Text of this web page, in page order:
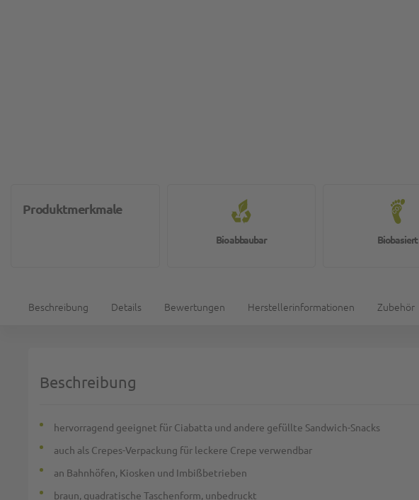
Produktmerkmale
Bioabbaubar Biobasiert
Beschreibung Details Bewertungen Herstellerinformationen Zubehör
Beschreibung
hervorragend geeignet für Ciabatta und andere gefüllte Sandwich-Snacks
auch als Crepes-Verpackung für leckere Crepe verwendbar
an Bahnhöfen, Kiosken und Imbißbetrieben
braun, quadratische Taschenform, unbedruckt